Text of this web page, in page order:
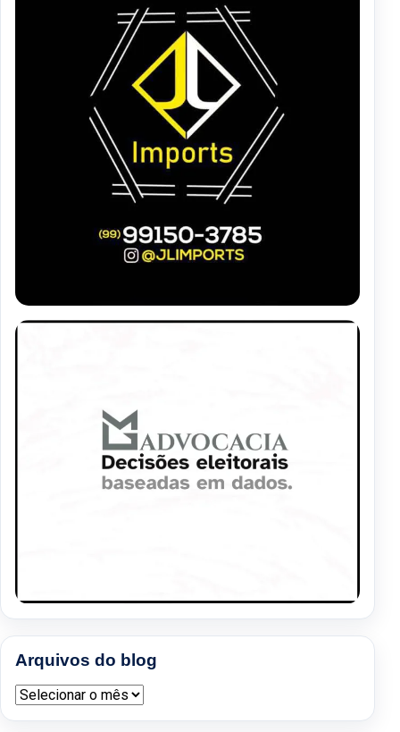
Arquivos do blog
Arquivos do blog